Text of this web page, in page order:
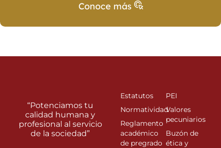
Conoce más
“Potenciamos tu
calidad humana y
profesional al servicio
de la sociedad”
Estatutos
Normatividad
Reglamento
académico
de pregrado
PEI
Valores
pecuniarios
Buzón de
ética y